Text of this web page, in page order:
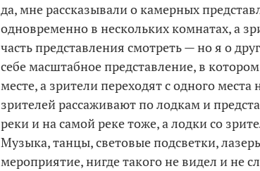
да, мне рассказывали о камерных
одновременно в нескольких комнатах, а
часть представления смотреть — но я о
себе масштабное представление, в
месте, а зрители переходят с одного места
зрителей рассаживают по лодкам и
реки и на самой реке тоже, а лодки со
Музыка, танцы, световые подсветки,
мероприятие, нигде такого не видел и не